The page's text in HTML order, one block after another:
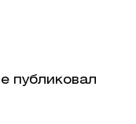
публиковал